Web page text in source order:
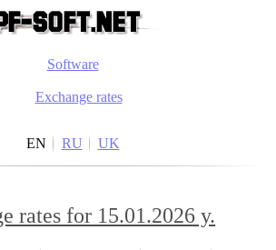
Software
Exchange rates
EN RU UK
rates for 15.01.2026 y.